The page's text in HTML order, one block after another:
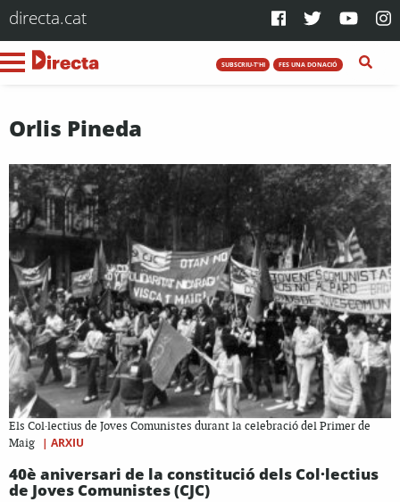
directa.cat
SUBSCRIU-T'HI FES UNA DONACIÓ
Orlis Pineda
Els Col·lectius de Joves Comunistes durant la celebració del Primer de
Maig
| ARXIU
40è aniversari de la constitució dels Col·lectius
de Joves Comunistes (CJC)